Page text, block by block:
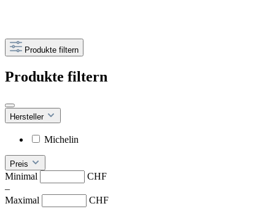
Produkte filtern
Produkte filtern
Hersteller
Michelin
Preis
Minimal
CHF
–
Maximal
CHF